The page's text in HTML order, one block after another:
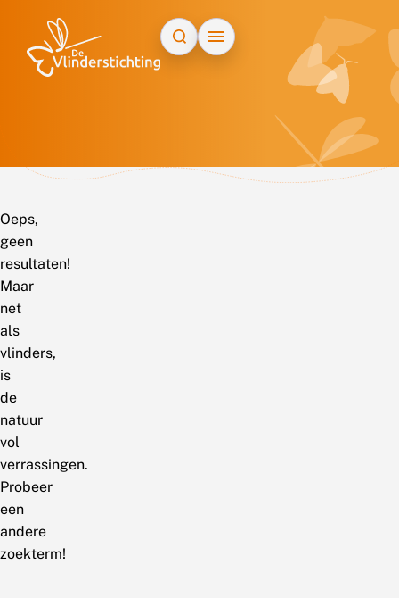
Oeps,
geen
resultaten!
Maar
net
als
vlinders,
is
de
natuur
vol
verrassingen.
Probeer
een
andere
zoekterm!